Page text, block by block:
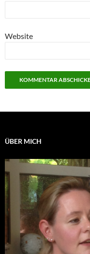
Website
ÜBER MICH